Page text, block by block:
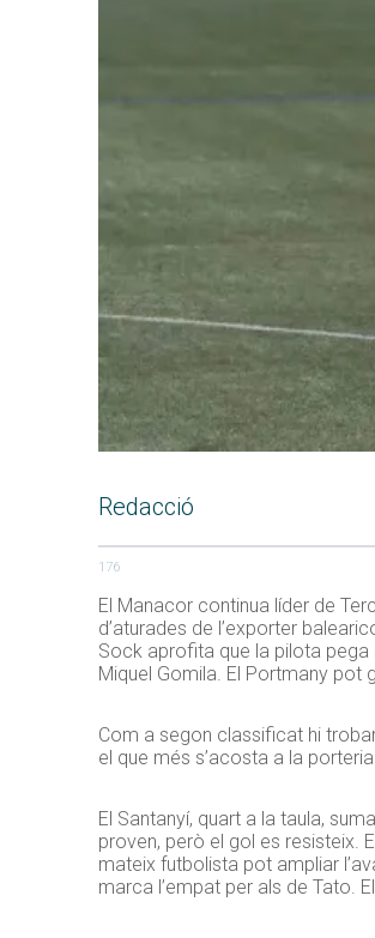
Redacció
176
El Manacor continua líder de
d’aturades de l’exporter
Sock aprofita que la pilota pega
Miquel Gomila. El Portmany pot
Com a segon classificat hi
el que més s’acosta a la
El Santanyí, quart a la taula,
proven, però el gol es resisteix.
mateix futbolista pot ampliar
marca l’empat per als de Tato.